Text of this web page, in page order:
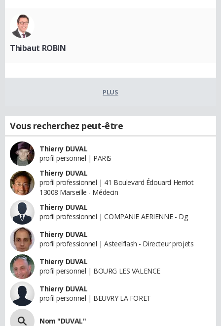
Thibaut ROBIN
PLUS
Vous recherchez peut-être
Thierry DUVAL
profil personnel | PARIS
Thierry DUVAL
profil professionnel | 41 Boulevard Édouard Herriot
13008 Marseille - Médecin
Thierry DUVAL
profil professionnel | COMPANIE AERIENNE - Dg
Thierry DUVAL
profil professionnel | Asteelflash - Directeur projets
Thierry DUVAL
profil personnel | BOURG LES VALENCE
Thierry DUVAL
profil personnel | BEUVRY LA FORET
Nom "DUVAL"